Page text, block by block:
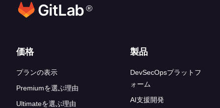
®
フッターリンク
価格
プランの表示
Premiumを選ぶ理由
Ultimateを選ぶ理由
製品
DevSecOpsプラットフ
ォーム
AI支援開発